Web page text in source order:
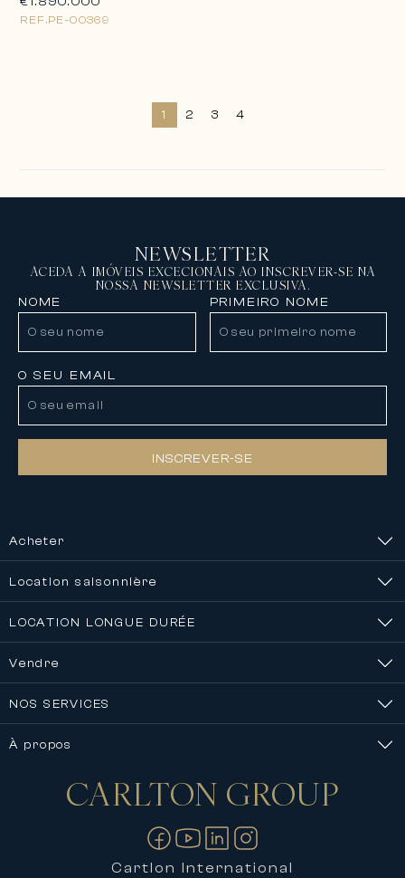
REF.PE-00369
1 2 3 4
NEWSLETTER
ACEDA A IMÓVEIS EXCECIONAIS AO INSCREVER-SE NA
NOSSA NEWSLETTER EXCLUSIVA.
NOME PRIMEIRO NOME
O SEU EMAIL
INSCREVER-SE
Acheter
Location saisonnière
LOCATION LONGUE DURÉE
Vendre
NOS SERVICES
À propos
Nous contacterCARLTON GROUP
Cartlon International